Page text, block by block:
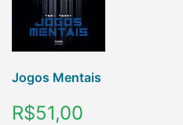
Jogos Mentais
R$51,00